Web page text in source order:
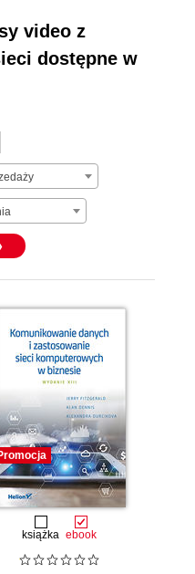
mosty, zapory
video z
dostępne w
książka ebook